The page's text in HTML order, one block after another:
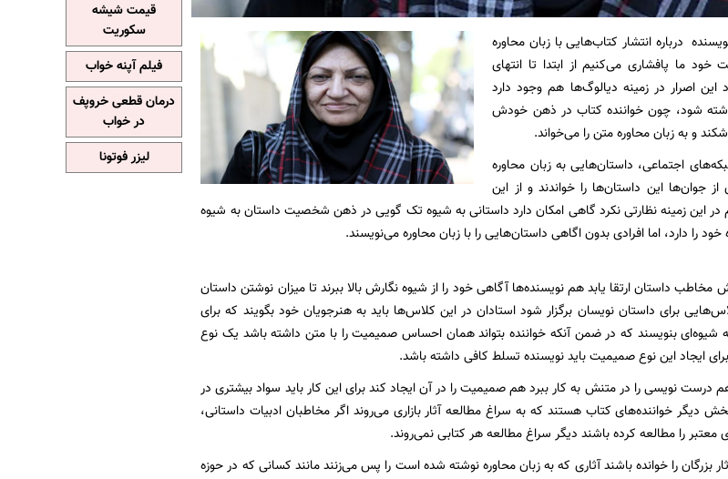
درباره انتشار کتاب‌هایی با زبان محاوره
ما پافشاری می‌کنیم از ابتدا تا انتهای
این اصرار در زمینه دیالوگ‌ها هم وجود دارد
شود، چون خواننده کتاب در ذهن خودش
و به زبان محاوره متن را می‌خواند.
اجتماعی، داستان‌هایی به زبان محاوره
جوان‌ها این داستان‌ها را خواندند و از این
این زمینه نظارتی نکرد گاهی امکان دارد داستانی به شیوه تک گویی در ذهن شخصیت داستان به شیوه
را دارد، اما افرادی بدون اگاهی داستان‌هایی را با زبان محاوره می‌نویسند.
مخاطب داستان ارتقا یابد هم نویسنده‌ها آگاهی خود را از شیوه نگارش بالا ببرند تا میزان نوشتن داستان
برای داستان نویسان برگزار شود استادان در این کلاس‌ها باید به هنرجویان خود بگویند که برای
بنویسند که در ضمن آنکه خواننده بتواند همان احساس صمیمیت را با متن داشته باشد یک نوع
ایجاد این نوع صمیمیت باید نویسنده تسلط کافی داشته باشد.
هم درست نویسی را در متنش به کار ببرد هم صمیمیت را در آن ایجاد کند برای این کار باید سواد بیشتری در
دیگر خواننده‌های کتاب هستند که به سراغ مطالعه آثار بازاری می‌روند اگر مخاطبان ادبیات داستانی،
معتبر را مطالعه کرده باشند دیگر سراغ مطالعه هر کتابی نمی‌روند.
بزرگان را خوانده باشند آثاری که به زبان محاوره نوشته شده است را پس می‌زنند مانند کسانی که در حوزه
قیمت شیشه
سکوریت
فیلم آپنه خواب
درمان قطعی خروپف
در خواب
لیزر فوتونا